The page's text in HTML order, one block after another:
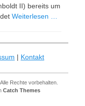
II) bereits um
Weiterlesen …
| Kontakt
Rechte vorbehalten.
Catch Themes